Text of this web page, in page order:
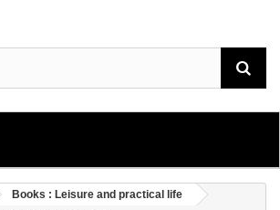
+
Books : Leisure and practical life